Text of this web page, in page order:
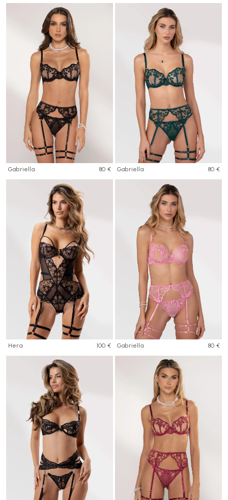
Gabriella 80 € Gabriella 80 €
Hera 100 € Gabriella 80 €